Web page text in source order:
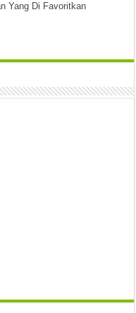
Yang Di Favoritkan